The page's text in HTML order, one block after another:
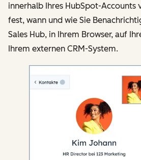
innerhalb Ihres HubSpot-Accounts
fest, wann und wie Sie
Sales Hub, in Ihrem Browser, auf
Ihrem externen CRM-System.